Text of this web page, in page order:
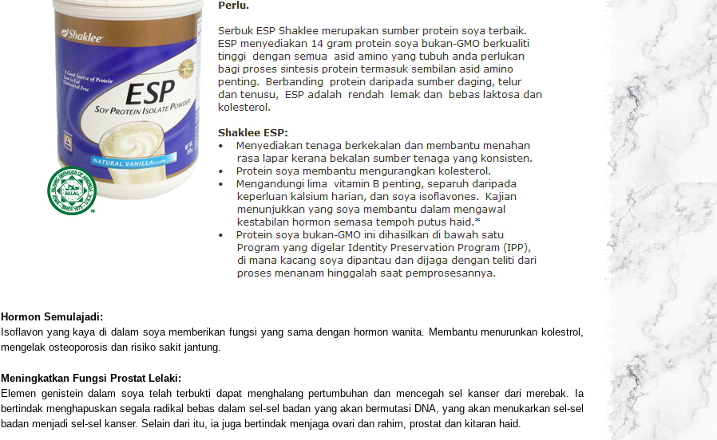
Hormon Semulajadi:
Isoflavon yang kaya di dalam soya memberikan fungsi yang sama dengan hormon wanita. Membantu menurunkan kolestrol,
mengelak osteoporosis dan risiko sakit jantung.
Meningkatkan Fungsi Prostat Lelaki:
Elemen genistein dalam soya telah terbukti dapat menghalang pertumbuhan dan mencegah sel kanser dari merebak. Ia
bertindak menghapuskan segala radikal bebas dalam sel-sel badan yang akan bermutasi DNA, yang akan menukarkan sel-sel
badan menjadi sel-sel kanser. Selain dari itu, ia juga bertindak menjaga ovari dan rahim, prostat dan kitaran haid.